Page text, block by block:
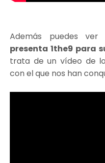
Además puedes
presenta 1the9 para
trata de un vídeo de
con el que nos han